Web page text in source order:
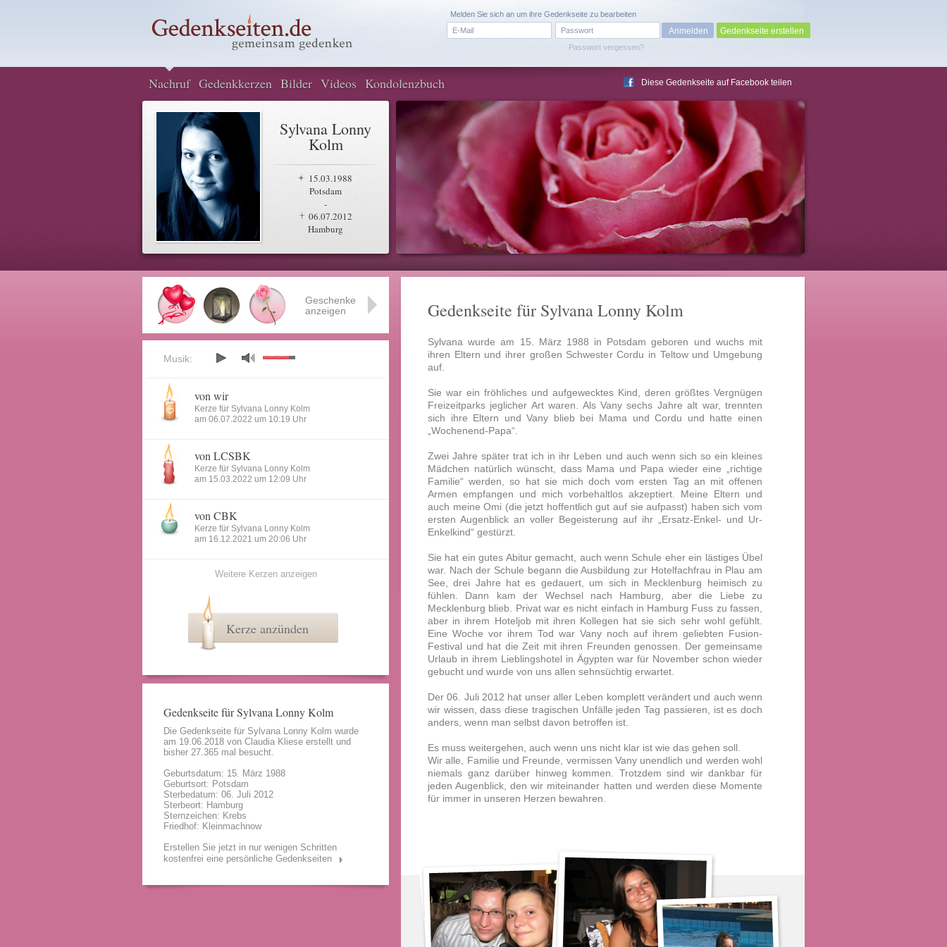
Passwort vergessen?
Melden Sie sich an um ihre Gedenkseite zu bearbeiten
Gedenkseite erstellen
Nachruf Gedenkkerzen Bilder Videos Kondolenzbuch Diese Gedenkseite auf Facebook teilen
Sylvana Lonny
Kolm
15.03.1988
Potsdam
-
06.07.2012
Hamburg
Gedenkseite für Sylvana Lonny Kolm
Sylvana wurde am 15. März 1988 in Potsdam geboren und wuchs mit
ihren Eltern und ihrer großen Schwester Cordu in Teltow und Umgebung
auf.
Sie war ein fröhliches und aufgewecktes Kind, deren größtes Vergnügen
Freizeitparks jeglicher Art waren. Als Vany sechs Jahre alt war, trennten
sich ihre Eltern und Vany blieb bei Mama und Cordu und hatte einen
„Wochenend-Papa“.
Zwei Jahre später trat ich in ihr Leben und auch wenn sich so ein kleines
Mädchen natürlich wünscht, dass Mama und Papa wieder eine „richtige
Familie“ werden, so hat sie mich doch vom ersten Tag an mit offenen
Armen empfangen und mich vorbehaltlos akzeptiert. Meine Eltern und
auch meine Omi (die jetzt hoffentlich gut auf sie aufpasst) haben sich vom
ersten Augenblick an voller Begeisterung auf ihr „Ersatz-Enkel- und Ur-
Enkelkind“ gestürzt.
Sie hat ein gutes Abitur gemacht, auch wenn Schule eher ein lästiges Übel
war. Nach der Schule begann die Ausbildung zur Hotelfachfrau in Plau am
See, drei Jahre hat es gedauert, um sich in Mecklenburg heimisch zu
fühlen. Dann kam der Wechsel nach Hamburg, aber die Liebe zu
Mecklenburg blieb. Privat war es nicht einfach in Hamburg Fuss zu fassen,
aber in ihrem Hoteljob mit ihren Kollegen hat sie sich sehr wohl gefühlt.
Eine Woche vor ihrem Tod war Vany noch auf ihrem geliebten Fusion-
Festival und hat die Zeit mit ihren Freunden genossen. Der gemeinsame
Urlaub in ihrem Lieblingshotel in Ägypten war für November schon wieder
gebucht und wurde von uns allen sehnsüchtig erwartet.
Der 06. Juli 2012 hat unser aller Leben komplett verändert und auch wenn
wir wissen, dass diese tragischen Unfälle jeden Tag passieren, ist es doch
anders, wenn man selbst davon betroffen ist.
Es muss weitergehen, auch wenn uns nicht klar ist wie das gehen soll.
Wir alle, Familie und Freunde, vermissen Vany unendlich und werden wohl
niemals ganz darüber hinweg kommen. Trotzdem sind wir dankbar für
jeden Augenblick, den wir miteinander hatten und werden diese Momente
für immer in unseren Herzen bewahren.
Geschenke
anzeigen
Musik:
von wir
Kerze für Sylvana Lonny Kolm
am 06.07.2022 um 10:19 Uhr
von LCSBK
Kerze für Sylvana Lonny Kolm
am 15.03.2022 um 12:09 Uhr
von CBK
Kerze für Sylvana Lonny Kolm
am 16.12.2021 um 20:06 Uhr
Weitere Kerzen anzeigen
Kerze anzünden
Gedenkseite für Sylvana Lonny Kolm
Die Gedenkseite für Sylvana Lonny Kolm wurde
am 19.06.2018 von Claudia Kliese erstellt und
bisher 27.365 mal besucht.
Geburtsdatum: 15. März 1988
Geburtsort: Potsdam
Sterbedatum: 06. Juli 2012
Sterbeort: Hamburg
Sternzeichen: Krebs
Friedhof: Kleinmachnow
Erstellen Sie jetzt in nur wenigen Schritten
kostenfrei eine persönliche Gedenkseiten